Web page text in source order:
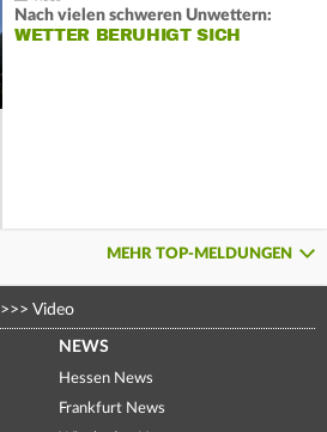
Nach vielen schweren Unwettern:
WETTER BERUHIGT SICH
MEHR TOP-MELDUNGEN
>>> Video
NEWS
Hessen News
Frankfurt News